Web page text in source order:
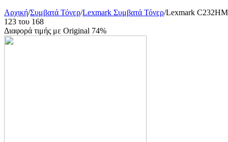
Αρχική/Συμβατά Τόνερ/Lexmark Συμβατά Τόνερ/Lexmark
123 του 168
Διαφορά τιμής με Original 74%